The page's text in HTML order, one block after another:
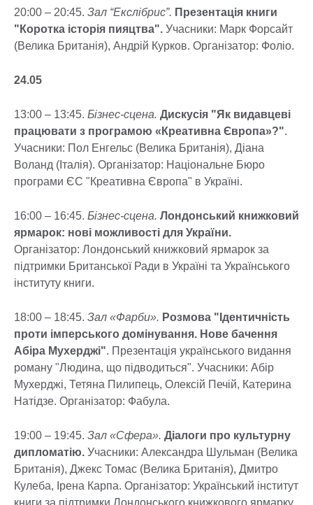
20:00 – 20:45. Зал “Екслібрис”. Презентація книги
"Коротка історія пияцтва". Учасники: Марк Форсайт
(Велика Британія), Андрій Курков. Організатор: Фоліо.
24.05
13:00 – 13:45. Бізнес-сцена. Дискусія "Як видавцеві
працювати з програмою «Креативна Європа»?".
Учасники: Пол Енгельс (Велика Британія), Діана
Воланд (Італія). Організатор: Національне Бюро
програми ЄС "Креативна Європа" в Україні.
16:00 – 16:45. Бізнес-сцена. Лондонський книжковий
ярмарок: нові можливості для України.
Організатор: Лондонський книжковий ярмарок за
підтримки Британської Ради в Україні та Українського
інституту книги.
18:00 – 18:45. Зал «Фарби». Розмова "Ідентичність
проти імперського домінування. Нове бачення
Абіра Мухерджі". Презентація українського видання
роману "Людина, що підводиться". Учасники: Абір
Мухерджі, Тетяна Пилипець, Олексій Печій, Катерина
Натідзе. Організатор: Фабула.
19:00 – 19:45. Зал «Сфера». Діалоги про культурну
дипломатію. Учасники: Александра Шульман (Велика
Британія), Джекс Томас (Велика Британія), Дмитро
Кулеба, Ірена Карпа. Організатор: Український інститут
книги за підтримки Лондонського книжкового ярмарку